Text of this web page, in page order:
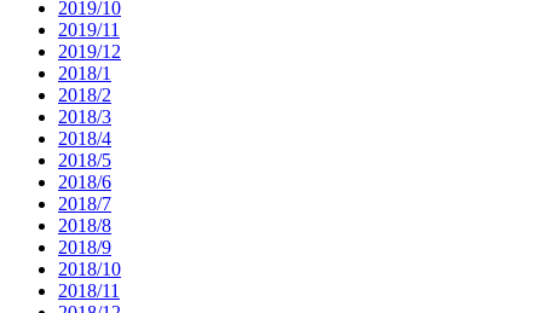
2019/10
2019/11
2019/12
2018/1
2018/2
2018/3
2018/4
2018/5
2018/6
2018/7
2018/8
2018/9
2018/10
2018/11